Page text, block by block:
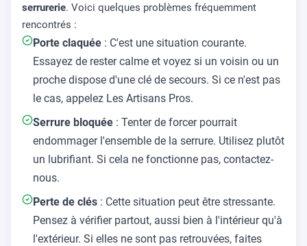
serrurerie. Voici quelques problèmes fréquemment
rencontrés :
Porte claquée : C'est une situation courante.
Essayez de rester calme et voyez si un voisin ou un
proche dispose d'une clé de secours. Si ce n'est pas
le cas, appelez Les Artisans Pros.
Serrure bloquée : Tenter de forcer pourrait
endommager l'ensemble de la serrure. Utilisez plutôt
un lubrifiant. Si cela ne fonctionne pas, contactez-
nous.
Perte de clés : Cette situation peut être stressante.
Pensez à vérifier partout, aussi bien à l'intérieur qu'à
l'extérieur. Si elles ne sont pas retrouvées, faites